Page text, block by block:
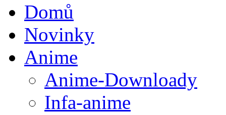
Domů
Novinky
Anime
Anime-Downloady
Infa-anime